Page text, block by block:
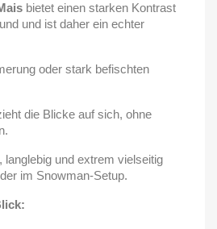
bietet einen starken Kontrast
und ist daher ein echter
oder stark befischten
die Blicke auf sich, ohne
und extrem vielseitig
im Snowman-Setup.